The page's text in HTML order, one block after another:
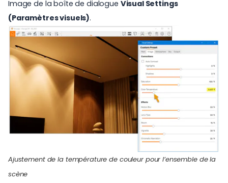
Image de la boîte de dialogue Visual Settings
(Paramètres visuels).
Ajustement de la température de couleur pour l’ensemble de la
scène